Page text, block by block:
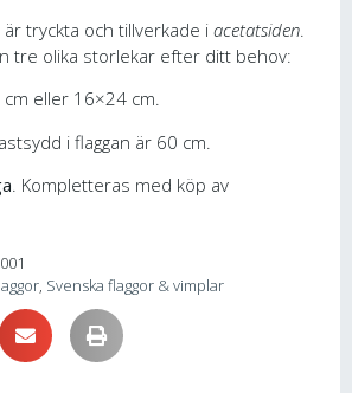
tryckta och tillverkade i acetatsiden
tre olika storlekar efter ditt behov:
eller 16×24 cm.
i flaggan är 60 cm.
. Kompletteras med köp av
, Svenska flaggor & vimplar